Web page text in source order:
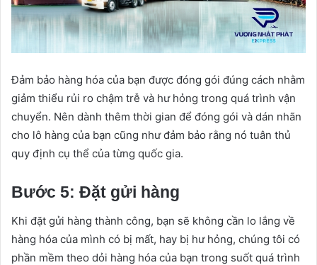
Đảm bảo hàng hóa của bạn được đóng gói đúng cách nhằm
giảm thiểu rủi ro chậm trễ và hư hỏng trong quá trình vận
chuyển. Nên dành thêm thời gian để đóng gói và dán nhãn
cho lô hàng của bạn cũng như đảm bảo rằng nó tuân thủ
quy định cụ thể của từng quốc gia.
Bước 5: Đặt gửi hàng
Khi đặt gửi hàng thành công, bạn sẽ không cần lo lắng về
hàng hóa của mình có bị mất, hay bị hư hỏng, chúng tôi có
phần mềm theo dỏi hàng hóa của bạn trong suốt quá trình